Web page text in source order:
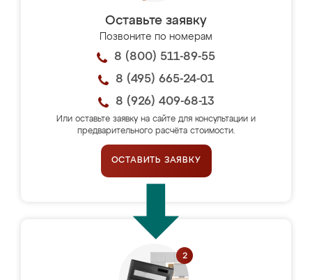
Оставьте заявку
Позвоните по номерам
8 (800) 511-89-55
8 (495) 665-24-01
8 (926) 409-68-13
Или оставьте заявку на сайте для консультации и
предварительного расчёта стоимости.
ОСТАВИТЬ ЗАЯВКУ